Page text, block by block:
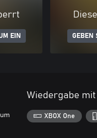
EIN GEBEN
Wiedergabe mit
XBOX One